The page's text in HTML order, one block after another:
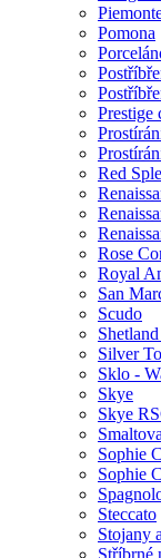
Pomona
Prestige
Red
Rose
Royal
San
Scudo
Silver
Sklo -
Skye
Skye
Sophie
Sophie
Steccato
Stojany
Stříbrné